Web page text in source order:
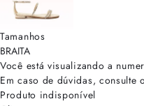
Tamanhos
BRAITA
Você está visualizando a
Em caso de dúvidas, consulte
Produto indisponível